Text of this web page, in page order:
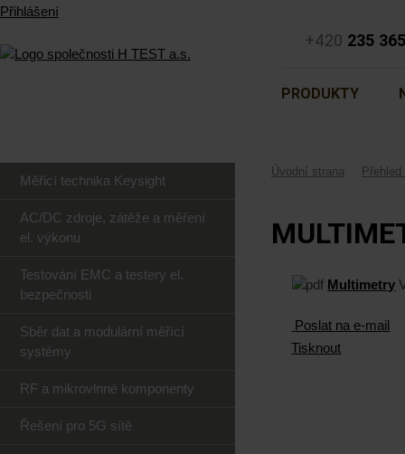
+420 235
PRODUKTY
Přihlášení
Úvodní strana
Multimetry
Poslat na e-mail
Tisknout
Měřicí technika Keysight
AC/DC zdroje, zátěže a měření
el. výkonu
Testování EMC a testery el.
bezpečnosti
Sběr dat a modulární měřící
systémy
RF a mikrovlnné komponenty
Řešení pro 5G sítě